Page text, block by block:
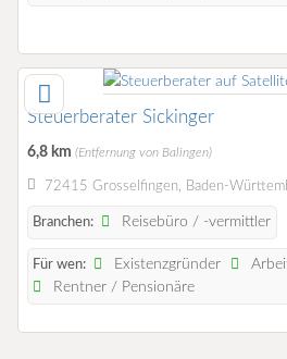
Steuerberater Sickinger
6,8 km (Entfernung von Balingen)
72415 Grosselfingen, Baden-
Branchen: Reisebüro / -vermittler
Für wen: Existenzgründer
Rentner / Pensionäre